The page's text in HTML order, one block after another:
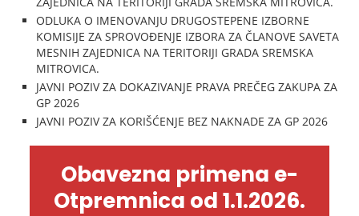
ODLUKA O IMENOVANJU DRUGOSTEPENE IZBORNE
KOMISIJE ZA SPROVOĐENJE IZBORA ZA ČLANOVE SAVETA
MESNIH ZAJEDNICA NA TERITORIJI GRADA SREMSKA
MITROVICA.
JAVNI POZIV ZA DOKAZIVANJE PRAVA PREČEG ZAKUPA ZA
GP 2026
JAVNI POZIV ZA KORIŠĆENJE BEZ NAKNADE ZA GP 2026
Obavezna primena e-
Otpremnica od 1.1.2026.